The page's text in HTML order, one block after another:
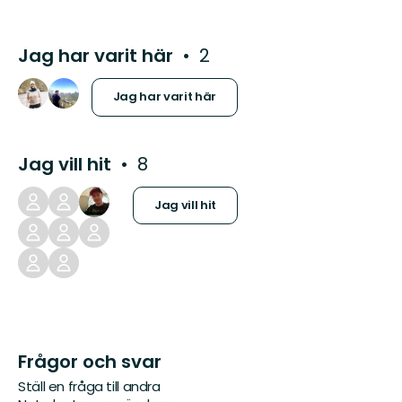
Jag har varit här 2
Jag har varit här
Jag vill hit 8
Jag vill hit
Frågor och svar
Ställ en fråga till andra